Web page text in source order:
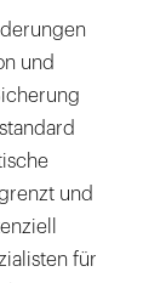
und
und
für